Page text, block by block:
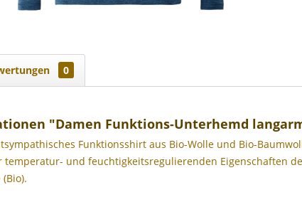
0
"Damen Funktions-Unterhemd langarm
Funktionsshirt aus Bio-Wolle und Bio-
und feuchtigkeitsregulierenden Eigenschaften